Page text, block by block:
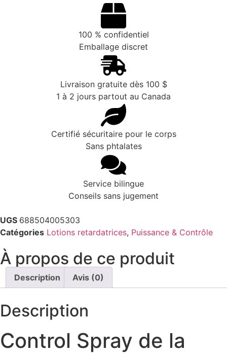
100 % confidentiel
Emballage discret
Livraison gratuite dès 100 $
1 à 2 jours partout au Canada
Certifié sécuritaire pour le corps
Sans phtalates
Service bilingue
Conseils sans jugement
UGS 688504005303
Catégories Lotions retardatrices, Puissance & Contrôle
À propos de ce produit
Description Avis (0)
Description
Control Spray de la